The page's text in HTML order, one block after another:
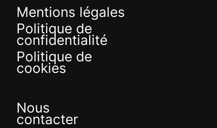
Mentions légales
Politique de
confidentialité
Politique de
cookies
Nous
contacter